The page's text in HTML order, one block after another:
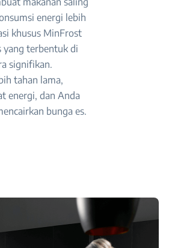
energi lebih
khusus MinFrost
yang terbentuk di
signifikan.
tahan lama,
energi, dan Anda
bunga es.